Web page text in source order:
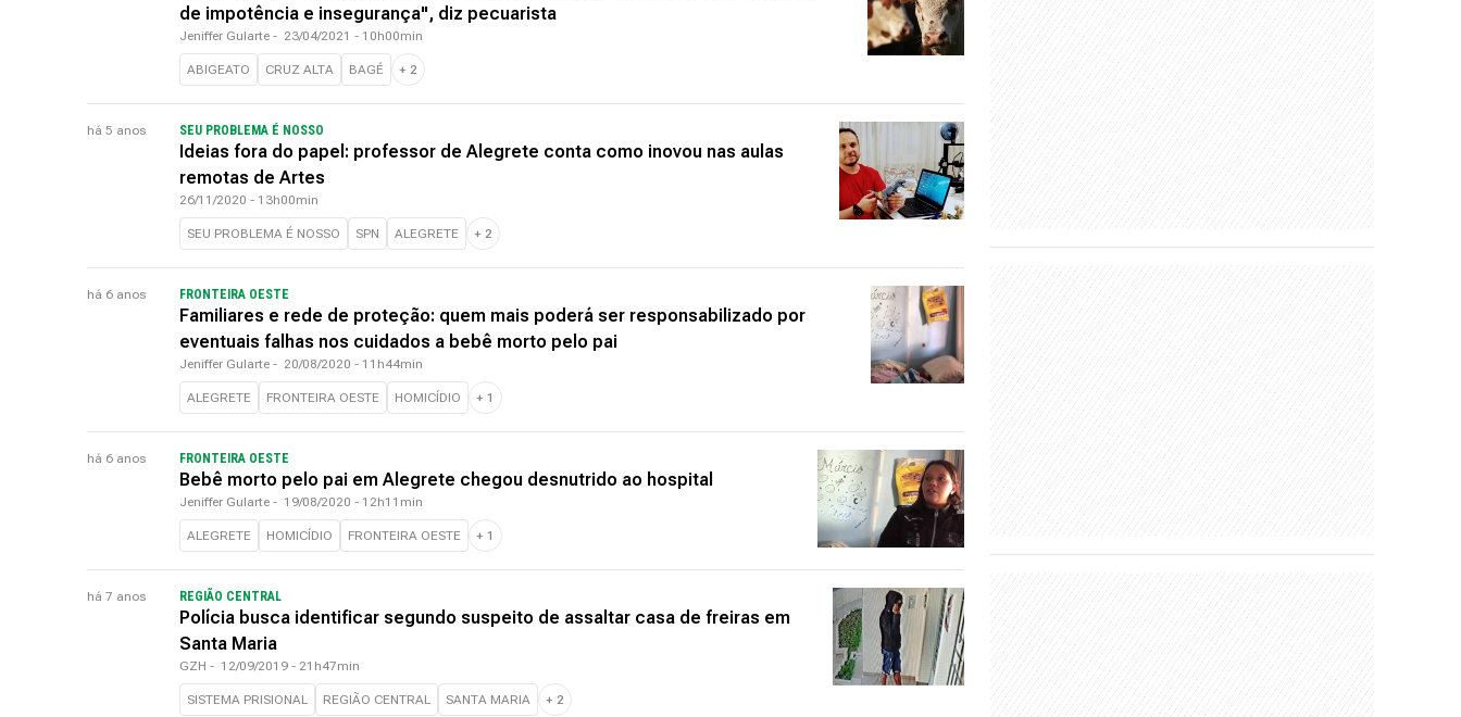
de impotência e insegurança", diz pecuarista
Jeniffer Gularte - 23/04/2021 - 10h00min
ABIGEATO CRUZ ALTA BAGÉ + 2
há 5 anos SEU PROBLEMA É NOSSO
Ideias fora do papel: professor de Alegrete conta como inovou nas aulas
remotas de Artes
26/11/2020 - 13h00min
SEU PROBLEMA É NOSSO SPN ALEGRETE + 2
há 6 anos FRONTEIRA OESTE
Familiares e rede de proteção: quem mais poderá ser responsabilizado por
eventuais falhas nos cuidados a bebê morto pelo pai
Jeniffer Gularte - 20/08/2020 - 11h44min
ALEGRETE FRONTEIRA OESTE HOMICÍDIO + 1
há 6 anos FRONTEIRA OESTE
Bebê morto pelo pai em Alegrete chegou desnutrido ao hospital
Jeniffer Gularte - 19/08/2020 - 12h11min
ALEGRETE HOMICÍDIO FRONTEIRA OESTE + 1
há 7 anos REGIÃO CENTRAL
Polícia busca identificar segundo suspeito de assaltar casa de freiras em
Santa Maria
GZH - 12/09/2019 - 21h47min
SISTEMA PRISIONAL REGIÃO CENTRAL SANTA MARIA + 2